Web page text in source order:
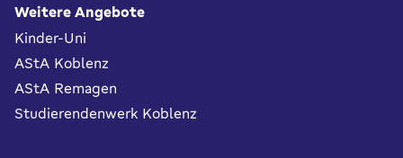
Fußbereich
Weitere Angebote
Kinder-Uni
AStA Koblenz
AStA Remagen
Studierendenwerk Koblenz